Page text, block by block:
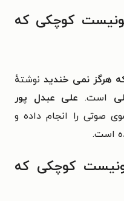
کوچکی که
هرگز نمی خندیدنوشتهٔ
است. علی عبدل‌ پور
صوتی را انجام داده و
است.
کوچکی که